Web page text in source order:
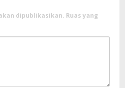
dipublikasikan. Ruas yang